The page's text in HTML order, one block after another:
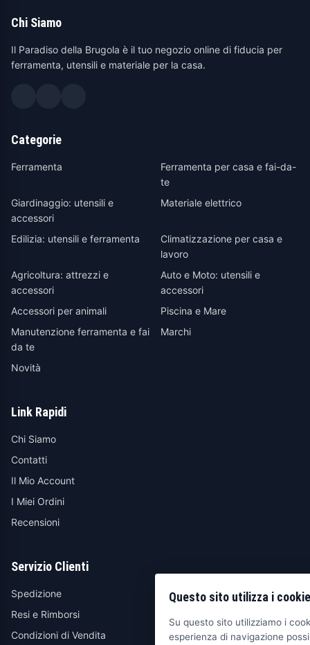
Chi Siamo
Il Paradiso della Brugola è il tuo negozio online di fiducia per
ferramenta, utensili e materiale per la casa.
Categorie
Ferramenta
Ferramenta per casa e fai-da-
te
Giardinaggio: utensili e
accessori
Materiale elettrico
Edilizia: utensili e ferramenta
Climatizzazione per casa e
lavoro
Agricoltura: attrezzi e
accessori
Auto e Moto: utensili e
accessori
Accessori per animali
Piscina e Mare
Manutenzione ferramenta e fai
da te
Marchi
Novità
Link Rapidi
Chi Siamo
Contatti
Il Mio Account
I Miei Ordini
Recensioni
Servizio Clienti
Spedizione
Resi e Rimborsi
Condizioni di Vendita
Questo sito utilizza i cookie
Su questo sito utilizziamo i
esperienza di navigazione